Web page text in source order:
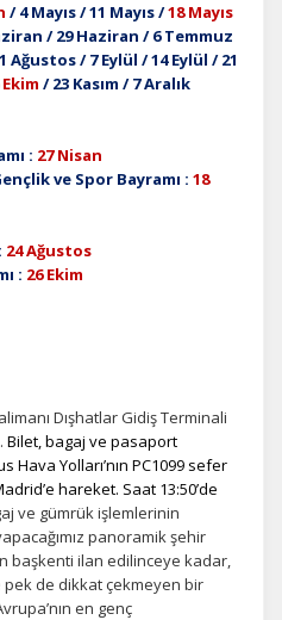
/ 4 Mayıs / 11 Mayıs /18 Mayıs
/ 29 Haziran / 6 Temmuz
Ağustos / 7 Eylül / 14 Eylül / 21
Ekim / 23 Kasım / 7 Aralık
: 27 Nisan
ve Spor Bayramı : 18
24 Ağustos
: 26 Ekim
Dışhatlar Gidiş Terminali
Bilet, bagaj ve pasaport
Hava Yolları’nın PC1099 sefer
hareket. Saat 13:50’de
ve gümrük işlemlerinin
panoramik şehir
başkenti ilan edilinceye kadar,
de dikkat çekmeyen bir
en genç